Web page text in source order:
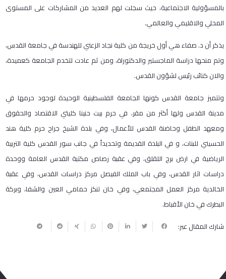
بالمسؤولية الاجتماعية، حيث سجلت لهم العديد من المشاركات على المستوى
المحلي والاقليمي والعالمي.
يذكر أن د. صفاء هي أول خريجة من كلية نجاد الزعني للهندسة في جامعة القدس،
وتم منحها دراسة الماجستير والدكتوراة، ومن ثم عادت لتخدم الجامعة كعميدة،
والان كنائب رئيس لشؤون القدس.
وتتميز جامعة القدس كونها الجامعة الفلسطينية الوحيدة لوجود حرمها في
مدينة القدس ولها أكثر من مقر، في حرم بيت حنينا كليتي الاقتصاد والحقوق
ومعهد الطفل وحاضنة القدس للأعمال، وفي بلدة الشيخ جراح حرم كلية هند
الحسيني للبنات، و في البلدة القديمة وتحديداً في جانب سور القدس كلية التربية
الرياضية في ارض برج اللقلق، وفي عقبة رصاص مكتبة القدس العامة ووحدة
دراسات اثار القدس، وفي باب الملك الفيصل مركز دراسات القدس، وفي عقبة
الخالدية مركز العمل المجتمعي، وفي خان تنكز حمامي العين والشفا، وبركة
البطرك في خان الأقباط.
شارك المقال عبر: